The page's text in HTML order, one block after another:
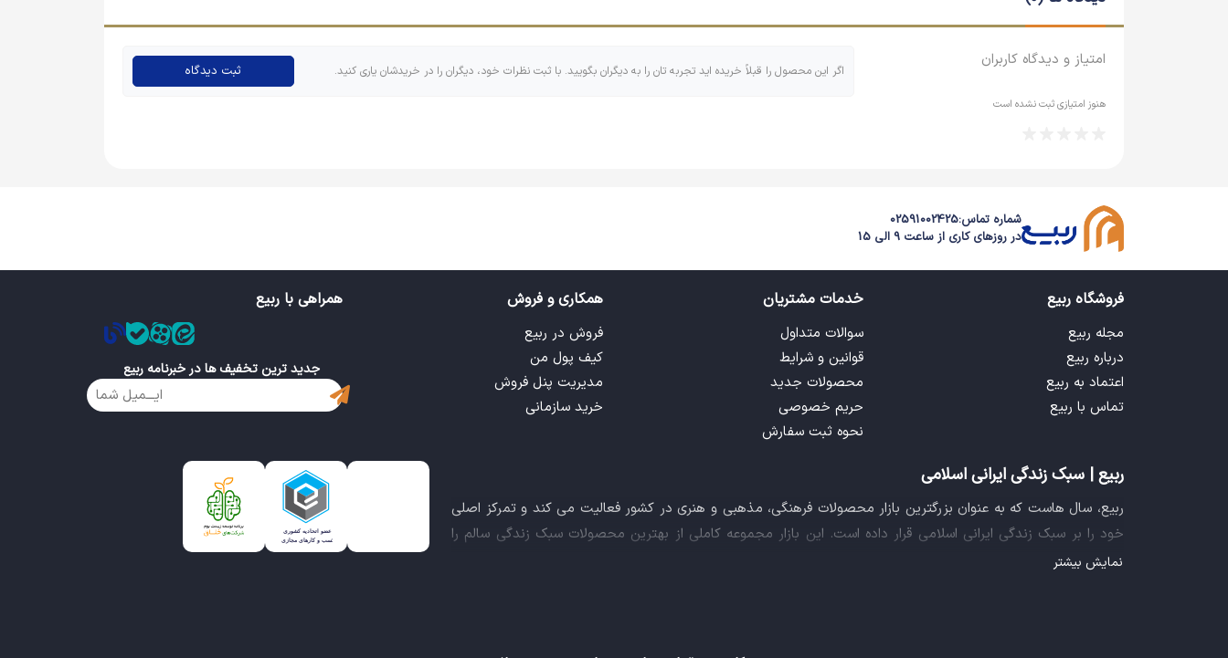
امتیاز و دیدگاه کاربران
هنوز امتیازی ثبت نشده است
اگر این محصول را قبلاً خریده اید تجربه تان را به دیگران بگویید. با ثبت نظرات خود، دیگران را در خریدشان یاری کنید. ثبت دیدگاه
شماره تماس:02591002425
در روزهای کاری از ساعت 9 الی 15
فروشگاه ربیع
مجله ربیع
درباره ربیع
اعتماد به ربیع
تماس با ربیع
خدمات مشتریان
سوالات متداول
قوانین و شرایط
محصولات جدید
حریم خصوصی
نحوه ثبت سفارش
همکاری و فروش
فروش در ربیع
کیف پول من
مدیریت پنل فروش
خرید سازمانی
همراهی با ربیع
جدید ترین تخفیف ها در خبرنامه ربیع
ربیع | سبک زندگی ایرانی اسلامی
ربیع، سال هاست که به عنوان بزرگترین بازار محصولات فرهنگی، مذهبی و هنری در کشور فعالیت می کند و تمرکز اصلی
خود را بر سبک زندگی ایرانی اسلامی قرار داده است. این بازار مجموعه کاملی از بهترین محصولات سبک زندگی سالم را
فراهم آورده تا تمام نیازهای شما را برای خرید اینترنتی کالاهای فرهنگی، مذهبی و هنری برآورده نماید.
نمایش بیشتر